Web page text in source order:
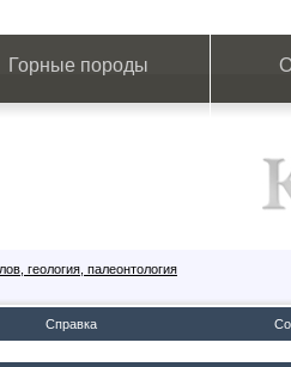
Горные породы
геология, палеонтология
Справка